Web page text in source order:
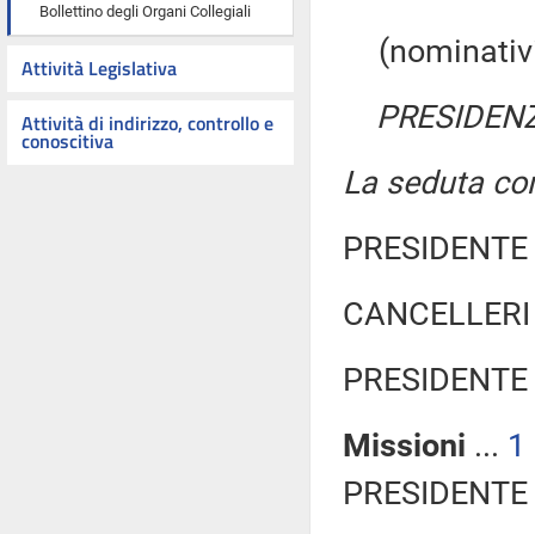
Bollettino degli Organi Collegiali
Attività Legislativa
Attività di indirizzo, controllo e
conoscitiva
La seduta
Missioni ... 1